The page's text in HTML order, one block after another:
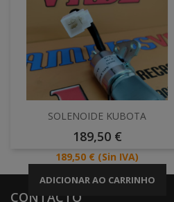
SOLENOIDE KUBOTA
Preço
189,50 €
Preço
189,50 € (Sin IVA)
ADICIONAR AO CARRINHO
CONTACTO